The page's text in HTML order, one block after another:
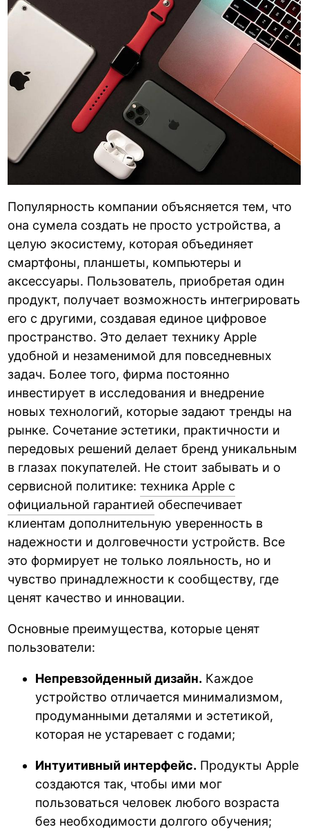
Популярность компании объясняется тем, что
она сумела создать не просто устройства, а
целую экосистему, которая объединяет
смартфоны, планшеты, компьютеры и
аксессуары. Пользователь, приобретая один
продукт, получает возможность интегрировать
его с другими, создавая единое цифровое
пространство. Это делает технику Apple
удобной и незаменимой для повседневных
задач. Более того, фирма постоянно
инвестирует в исследования и внедрение
новых технологий, которые задают тренды на
рынке. Сочетание эстетики, практичности и
передовых решений делает бренд уникальным
в глазах покупателей. Не стоит забывать и о
сервисной политике:техника Apple с
официальной гарантией обеспечивает
клиентам дополнительную уверенность в
надежности и долговечности устройств. Все
это формирует не только лояльность, но и
чувство принадлежности к сообществу, где
ценят качество и инновации.
Основные преимущества, которые ценят
пользователи:
Непревзойденный дизайн. Каждое
устройство отличается минимализмом,
продуманными деталями и эстетикой,
которая не устаревает с годами;
Интуитивный интерфейс. Продукты Apple
создаются так, чтобы ими мог
пользоваться человек любого возраста
без необходимости долгого обучения;